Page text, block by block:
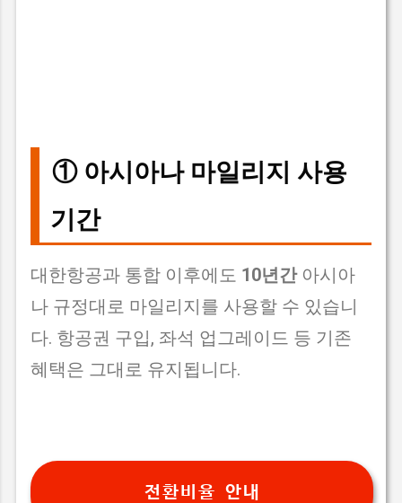
① 아시아나 마일리지 사용
기간
대한항공과 통합 이후에도 10년간아시아
나 규정대로 마일리지를 사용할 수 있습니
다. 항공권 구입, 좌석 업그레이드 등 기존
혜택은 그대로 유지됩니다.
전환비율 안내